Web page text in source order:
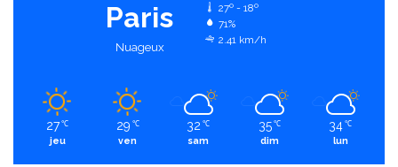
Paris
Nuageux
27º - 18º
71%
2.41 km/h
27 ℃
jeu
29 ℃
ven
32 ℃
sam
35 ℃
dim
34 ℃
lun